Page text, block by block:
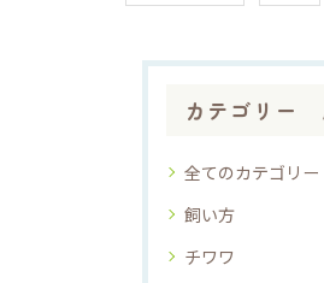
カテゴリー
全てのカテゴリー
飼い方
チワワ